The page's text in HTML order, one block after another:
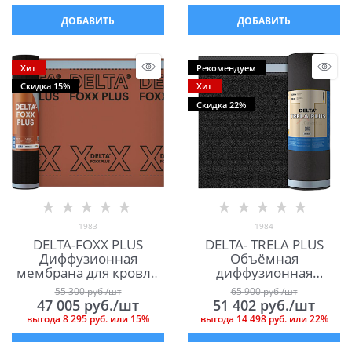
ДОБАВИТЬ ДОБАВИТЬ
Хит
Скидка 15%
1983
DELTA-FOXX PLUS
Диффузионная
мембрана для кровли
(пологих скатов)
Дельта Фокс Плюс
55 300 руб./шт
47 005 руб./шт
выгода 8 295 руб. или 15%
Рекомендуем
Хит
Скидка 22%
1984
DELTA- TRELA PLUS
Объёмная
диффузионная
мембрана для
фальцевой кровли
Дельта Трела Плюс
65 900 руб./шт
51 402 руб./шт
выгода 14 498 руб.или22%